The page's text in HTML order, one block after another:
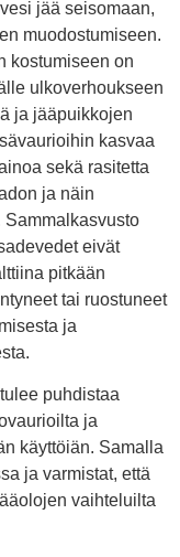
jää seisomaan,
muodostumiseen.
kostumiseen on
ulkoverhoukseen
ja jääpuikkojen
kasvaa
sekä rasitetta
ja näin
Sammalkasvusto
eivät
pitkään
tai ruostuneet
ja
puhdistaa
ja
käyttöiän. Samalla
ja varmistat, että
vaihteluilta